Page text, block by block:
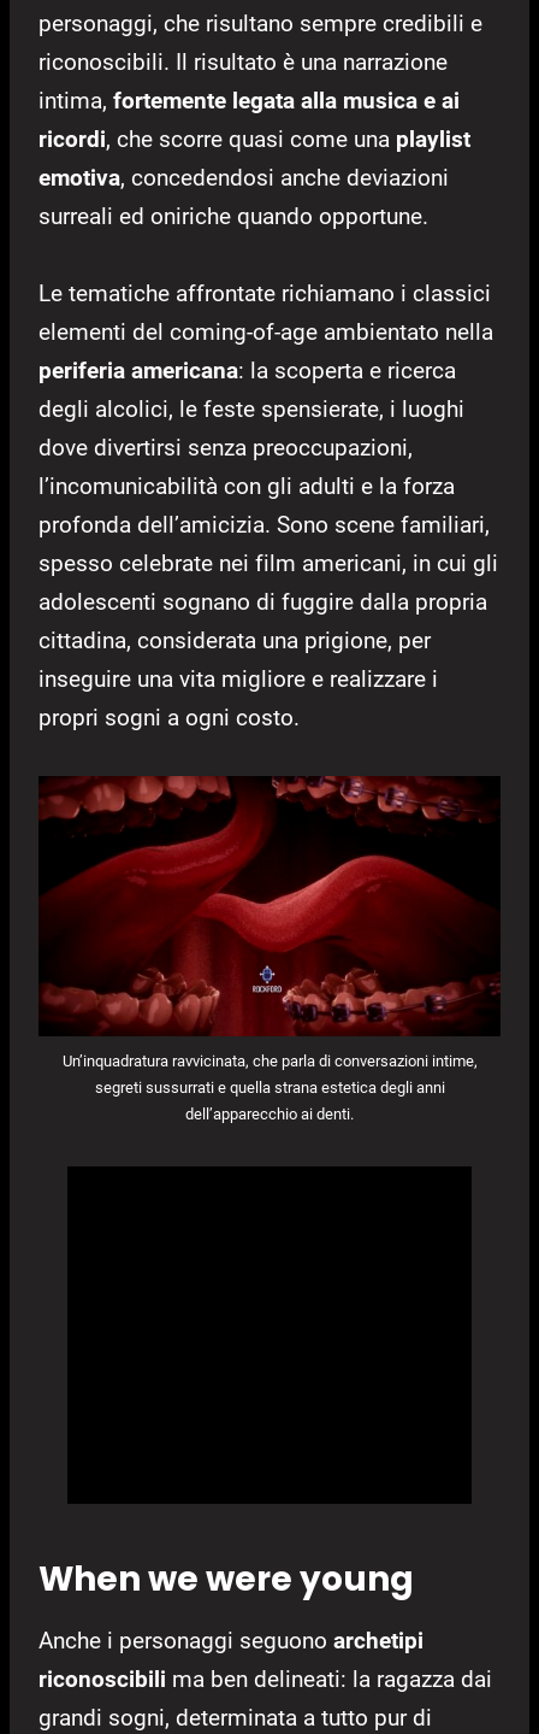
personaggi, che risultano sempre credibili e
riconoscibili. Il risultato è una narrazione
intima, fortemente legata alla musica e ai
ricordi, che scorre quasi come una playlist
emotiva, concedendosi anche deviazioni
surreali ed oniriche quando opportune.
Le tematiche affrontate richiamano i classici
elementi del coming-of-age ambientato nella
periferia americana: la scoperta e ricerca
degli alcolici, le feste spensierate, i luoghi
dove divertirsi senza preoccupazioni,
l’incomunicabilità con gli adulti e la forza
profonda dell’amicizia. Sono scene familiari,
spesso celebrate nei film americani, in cui gli
adolescenti sognano di fuggire dalla propria
cittadina, considerata una prigione, per
inseguire una vita migliore e realizzare i
propri sogni a ogni costo.
Un’inquadratura ravvicinata, che parla di conversazioni intime,
segreti sussurrati e quella strana estetica degli anni
dell’apparecchio ai denti.
When we were young
Anche i personaggi seguono archetipi
riconoscibili ma ben delineati: la ragazza dai
grandi sogni, determinata a tutto pur di